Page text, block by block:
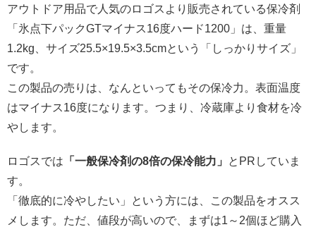
アウトドア用品で人気のロゴスより販売されている保冷剤
「氷点下パックGTマイナス16度ハード1200」は、重量
1.2kg、サイズ25.5×19.5×3.5cmという「しっかりサイズ」
です。
この製品の売りは、なんといってもその保冷力。表面温度
はマイナス16度になります。つまり、冷蔵庫より食材を冷
やします。
ロゴスでは 「一般保冷剤の8倍の保冷能力」
とPRしていま
す。
「徹底的に冷やしたい」という方には、この製品をオスス
メします。ただ、値段が高いので、まずは1～2個ほど購入